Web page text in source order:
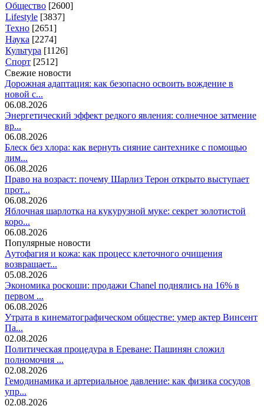
Общество [2600]
Lifestyle [3837]
Техно [2651]
Наука [2274]
Культура [1126]
Спорт [2512]
Свежие новости
Дорожная адаптация: как безопасно освоить вождение в
новой с...
06.08.2026
Энергетический эффект редкого явления: солнечное затмение
вр...
06.08.2026
Блеск без хлора: как вернуть сияние сантехнике с помощью
лим...
06.08.2026
Право на возраст: почему Шарлиз Терон открыто выступает
прот...
06.08.2026
Яблочная шарлотка на кукурузной муке: секрет золотистой
коро...
06.08.2026
Популярные новости
Аутофагия и кожа: как процесс клеточного очищения
возвращает...
05.08.2026
Экономика роскоши: продажи Chanel поднялись на 16% в
первом ...
06.08.2026
Утрата в кинематографическом обществе: умер актер Винсент
Па...
02.08.2026
Политическая процедура в Ереване: Пашинян сложил
полномочия ...
02.08.2026
Гемодинамика и артериальное давление: как физика сосудов
упр...
02.08.2026